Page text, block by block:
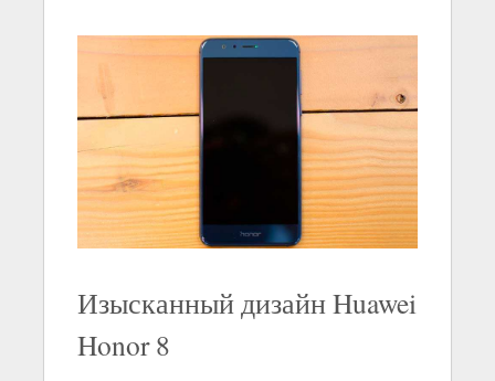
Изысканный дизайн Huawei
Honor 8